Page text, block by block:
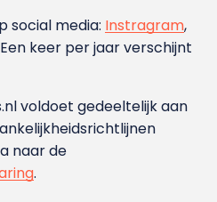
social media: Instragram,
keer per jaar verschijnt
voldoet gedeeltelijk aan
naar de
.